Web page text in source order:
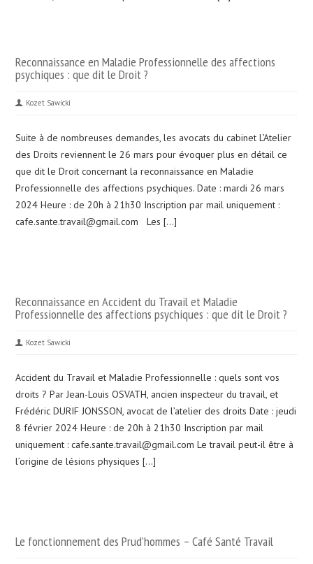
Reconnaissance en Maladie Professionnelle des affections
psychiques : que dit le Droit ?
Kozet Sawicki
Suite à de nombreuses demandes, les avocats du cabinet L’Atelier
des Droits reviennent le 26 mars pour évoquer plus en détail ce
que dit le Droit concernant la reconnaissance en Maladie
Professionnelle des affections psychiques. Date : mardi 26 mars
2024 Heure : de 20h à 21h30 Inscription par mail uniquement :
cafe.sante.travail@gmail.com Les […]
Reconnaissance en Accident du Travail et Maladie
Professionnelle des affections psychiques : que dit le Droit ?
Kozet Sawicki
Accident du Travail et Maladie Professionnelle : quels sont vos
droits ? Par Jean-Louis OSVATH, ancien inspecteur du travail, et
Frédéric DURIF JONSSON, avocat de l’atelier des droits Date : jeudi
8 février 2024 Heure : de 20h à 21h30 Inscription par mail
uniquement : cafe.sante.travail@gmail.com Le travail peut-il être à
l’origine de lésions physiques […]
Le fonctionnement des Prud’hommes – Café Santé Travail